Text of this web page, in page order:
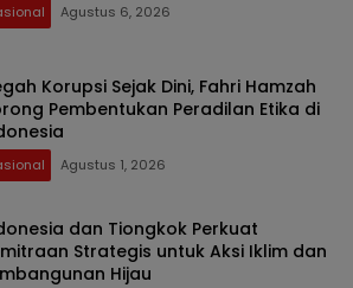
Agustus 6, 2026
Korupsi Sejak Dini, Fahri Hamzah
Pembentukan Peradilan Etika di
Agustus 1, 2026
dan Tiongkok Perkuat
Strategis untuk Aksi Iklim dan
Hijau